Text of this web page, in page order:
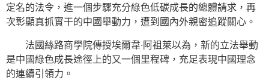
定名的法令，進一個步驟充分綠色低碳成長的總體請求，再
次彰顯真抓實干的中國舉動力，遭到國內外親密追蹤關心。
法國絲路商學院傳授埃爾韋·阿祖萊以為，新的立法舉動
是中國綠色成長途徑上的又一個里程碑，充足表現中國理念
的連續引領力。